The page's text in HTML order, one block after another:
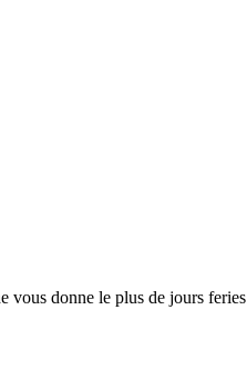
donne le plus de jours